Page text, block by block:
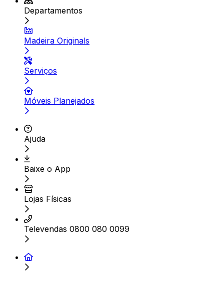
Departamentos
Madeira Originals
Serviços
Móveis Planejados
Ajuda
Baixe o App
Lojas Físicas
Televendas 0800 080 0099